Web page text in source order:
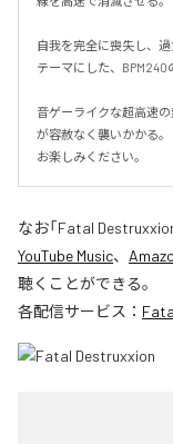
自我を完全に喪失し、
テーマにした、BPM240
音ゲーライクな超高速の
が容赦なく襲いかかる。
お楽しみください。
なお「Fatal
YouTube Music、
聴くことができる。
各配信サービス：